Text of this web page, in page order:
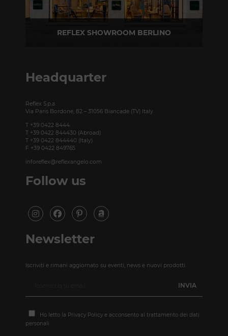
REFLEX SHOWROOM BERLINO
Headquarter
Reflex S.p.a.
Via Paris Bordone, 82 – 31056 Biancade (TV) Italy
T +39 0422 8444
T +39 0422 844430 (Abroad)
T +39 0422 844440 (Italy)
F +39 0422 849765
inforeflex@reflexangelo.com
Follow us
Newsletter
Iscriviti e rimani aggiornato su eventi, news e nuovi prodotti.
Ho letto la Privacy Policy e acconsento al trattamento dei dati
personali